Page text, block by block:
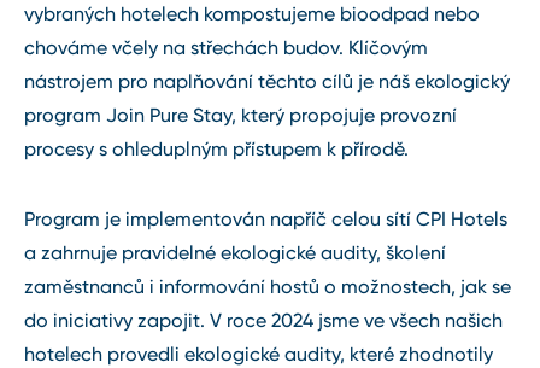
vybraných hotelech kompostujeme bioodpad nebo
chováme včely na střechách budov. Klíčovým
nástrojem pro naplňování těchto cílů je náš ekologický
program Join Pure Stay, který propojuje provozní
procesy s ohleduplným přístupem k přírodě.
Program je implementován napříč celou sítí CPI Hotels
a zahrnuje pravidelné ekologické audity, školení
zaměstnanců i informování hostů o možnostech, jak se
do iniciativy zapojit. V roce 2024 jsme ve všech našich
hotelech provedli ekologické audity, které zhodnotily